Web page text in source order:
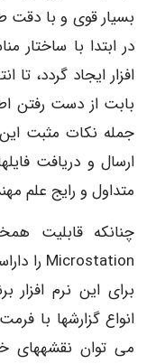
بسیار قوی و با
در ابتدا با ساختار
افزار ایجاد گردد،
بابت از دست رفتن
جمله نکات مثبت
ارسال و دریافت
متداول و رایج علم
چنانکه قابلیت
برای این نرم افزار